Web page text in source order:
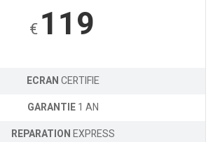
€119
ECRANCERTIFIE
GARANTIE1 AN
REPARATIONEXPRESS